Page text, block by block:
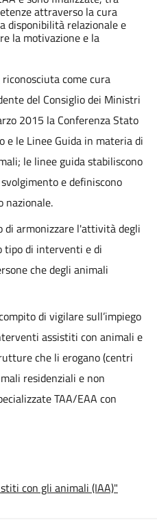
attraverso la cura
disponibilità relazionale e
la motivazione e la
come cura
del Consiglio dei Ministri
2015 la Conferenza Stato
e le Linee Guida in materia di
le linee guida stabiliscono
e definiscono
nazionale.
di armonizzare l'attività degli
tipo di interventi e di
che degli animali
di vigilare sull’impiego
assistiti con animali e
che li erogano (centri
residenziali e non
TAA/EAA con
con gli animali (IAA)"